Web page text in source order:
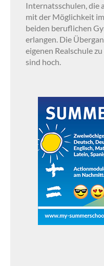
Internatsschulen, die
mit der Möglichkeit
beiden beruflichen
erlangen. Die
eigenen Realschule
sind hoch.